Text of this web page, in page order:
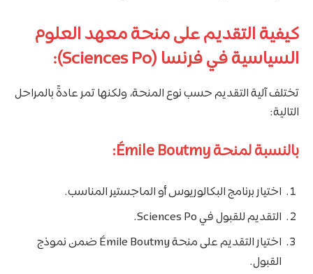
كيفية التقديم على منحة معهد العلوم
السياسية في فرنسا (Sciences Po):
تختلف آلية التقديم حسب نوع المنحة، ولكنها تمر عادةً بالمراحل
التالية:
بالنسبة لمنحة Émile Boutmy:
اختيار برنامج البكالوريوس أو الماجستير المناسب.
التقديم للقبول في Sciences Po.
اختيار التقديم على منحة Émile Boutmy ضمن نموذج
القبول.